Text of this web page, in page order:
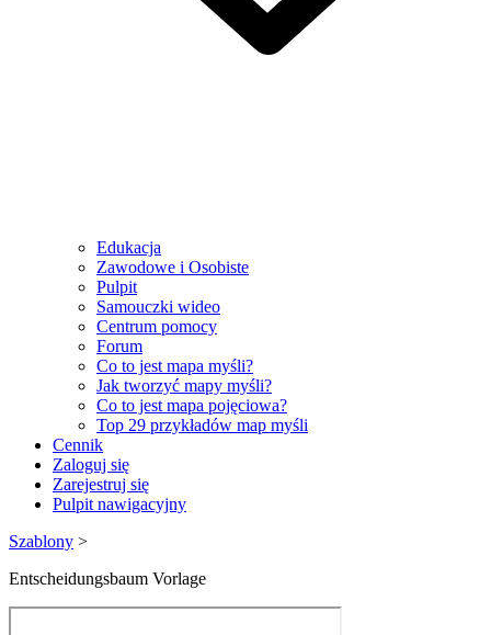
Edukacja
Zawodowe i Osobiste
Pulpit
Samouczki wideo
Centrum pomocy
Forum
Co to jest mapa myśli?
Jak tworzyć mapy myśli?
Co to jest mapa pojęciowa?
Top 29 przykładów map myśli
Cennik
Zaloguj się
Zarejestruj się
Pulpit nawigacyjny
Szablony >
Entscheidungsbaum Vorlage